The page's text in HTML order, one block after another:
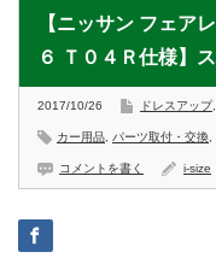
【ニッサン フェア
６ Ｔ０４Ｒ仕様】
2017/10/26 ドレスアップ,
カー用品 パーツ取付・交換
コメントを書く i-size